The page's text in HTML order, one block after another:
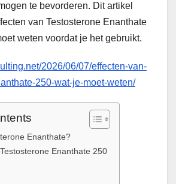
te bevorderen. Dit artikel
van Testosterone Enanthate
weten voordat je het gebruikt.
2026/06/07/effecten-van-
250-wat-je-moet-weten/
Enanthate?
Enanthate 250